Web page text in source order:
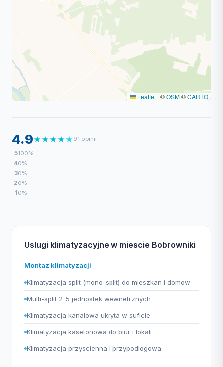
Leaflet | ©OSM©CARTO
4.9★★★★★ 91 opinii
5100%
40%
30%
20%
10%
Uslugi klimatyzacyjne w miescie Bobrowniki
Montaz klimatyzacji
Klimatyzacja split (mono-split) do mieszkan i domow
Multi-split 2-5 jednostek wewnetrznych
Klimatyzacja kanalowa ukryta w suficie
Klimatyzacja kasetonowa do biur i lokali
Klimatyzacja przyscienna i przypodlogowa